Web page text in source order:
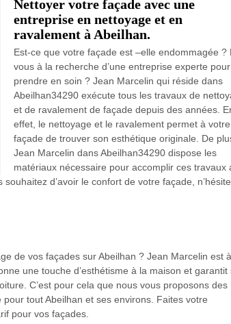
Nettoyer votre façade avec une
entreprise en nettoyage et en
ravalement à Abeilhan.
Est-ce que votre façade est –elle endommagée ?
vous à la recherche d’une entreprise experte
prendre en soin ? Jean Marcelin qui réside dans
Abeilhan34290 exécute tous les travaux de
et de ravalement de façade depuis des années.
effet, le nettoyage et le ravalement permet à votre
façade de trouver son esthétique originale. De
Jean Marcelin dans Abeilhan34290 dispose les
matériaux nécessaire pour accomplir ces travaux
d’avoir le confort de votre façade,
de vos façades sur Abeilhan ? Jean Marcelin est à
une touche d’esthétisme à la maison et garantit
C’est pour cela que nous vous proposons des
tout Abeilhan et ses environs. Faites votre
pour vos façades.